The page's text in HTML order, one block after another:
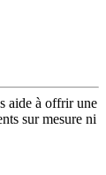
aide à offrir une
sur mesure ni